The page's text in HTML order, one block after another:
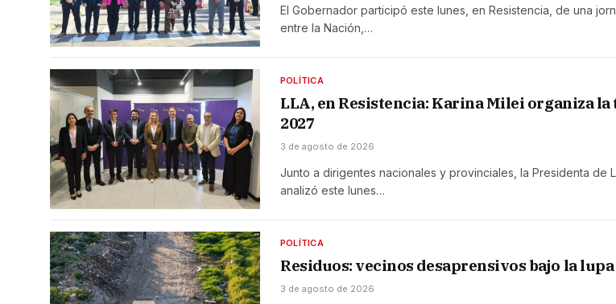
El Gobernador participó este lunes, en Resistencia, de una
entre la Nación,…
POLÍTICA
LLA, en Resistencia: Karina Milei organiza
2027
3 de agosto de 2026
Junto a dirigentes nacionales y provinciales, la Presidenta de
analizó este lunes…
POLÍTICA
Residuos: vecinos desaprensivos bajo la lupa
3 de agosto de 2026